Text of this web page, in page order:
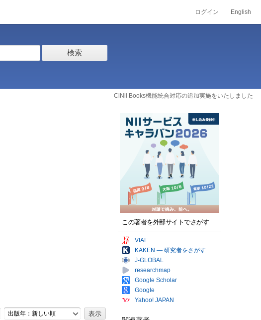
ログイン English
検索
CiNii Books機能統合対応の追加実施をいたしました
出版年：新しい順
この著者を外部サイトでさがす
VIAF
KAKEN — 研究者をさがす
J-GLOBAL
researchmap
Google Scholar
Google
Yahoo! JAPAN